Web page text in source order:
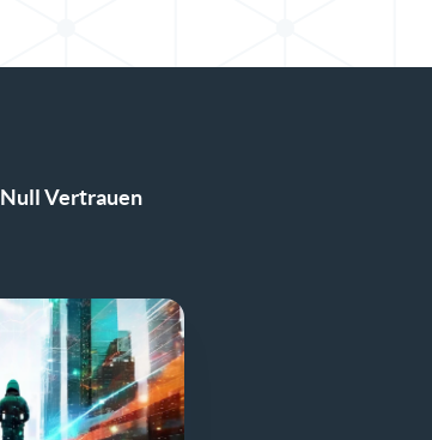
Null Vertrauen